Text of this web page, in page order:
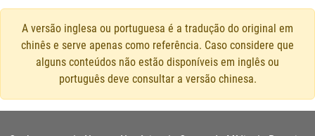
A versão inglesa ou portuguesa é a tradução do original em
chinês e serve apenas como referência. Caso considere que
alguns conteúdos não estão disponíveis em inglês ou
português deve consultar a versão chinesa.